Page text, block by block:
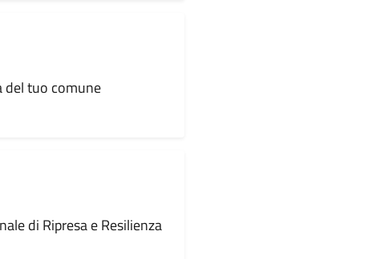
del tuo comune
di Ripresa e Resilienza